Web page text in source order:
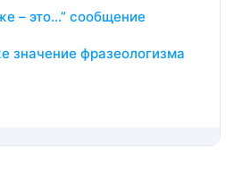
– это…” сообщение
значение фразеологизма